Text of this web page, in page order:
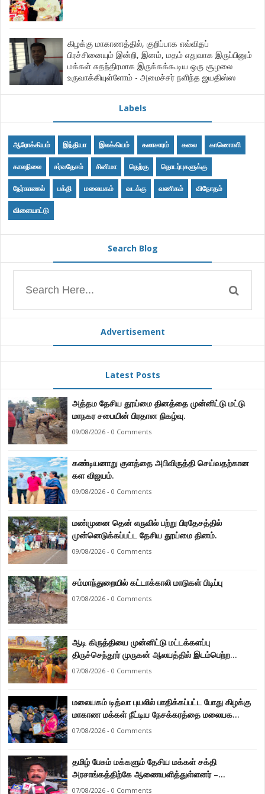
கிழக்கு மாகாணத்தில், குறிப்பாக எவ்விதப்
பிரச்சினையும் இன்றி, இனம், மதம் எதுவாக இருப்பினும்
மக்கள் சுதந்திரமாக இருக்கக்கூடிய ஒரு சூழலை
உருவாக்கியுள்ளோம் - அமைச்சர் நளிந்த ஜயதிஸ்ஸ
Labels
ஆரோக்கியம் இந்தியா இலக்கியம் கலாசாரம் கலை காணொளி
காலநிலை சர்வதேசம் சினிமா தெற்கு தொடர்புகளுக்கு
நேர்காணல் பக்தி மலையகம் வடக்கு வணிகம் விநோதம்
விளையாட்டு
Search Blog
Advertisement
Latest Posts
அத்தம தேசிய தூய்மை தினத்தை முன்னிட்டு மட்டு
மாநகர சபையின் பிரதான நிகழ்வு.
09/08/2026 - 0 Comments
கண்டியனாறு குளத்தை அபிவிருத்தி செய்வதற்கான
கள விஜயம்.
09/08/2026 - 0 Comments
மண்முனை தென் எருவில் பற்று பிரதேசத்தில்
முன்னெடுக்கப்பட்ட தேசிய தூய்மை தினம்.
09/08/2026 - 0 Comments
சம்மாந்துறையில் கட்டாக்காலி மாடுகள் பிடிப்பு
07/08/2026 - 0 Comments
ஆடி கிருத்தியை முன்னிட்டு மட்டக்களப்பு
திருச்செந்தூர் முருகன் ஆலயத்தில் இடம்பெற்ற
பால்குட பவனி 1008 சங்கா ஆபிஷேக நிகழ்வு.
07/08/2026 - 0 Comments
மலையகம் டித்வா புயலில் பாதிக்கப்பட்ட போது கிழக்கு
மாகாண மக்கள் நீட்டிய நேசக்கரத்தை மலையக
மக்கள் ஒருபோதும் மறக்கமாட்டார்கள் : நுவரெலியா
07/08/2026 - 0 Comments
தமிழ் பேசும் மக்களும் தேசிய மக்கள் சக்தி
அரசாங்கத்திற்கே ஆணையளித்துள்ளனர் –
கடற்றொழில் அமைச்சர் இராமலிங்கம் சந்திரசேகர்
07/08/2026 - 0 Comments